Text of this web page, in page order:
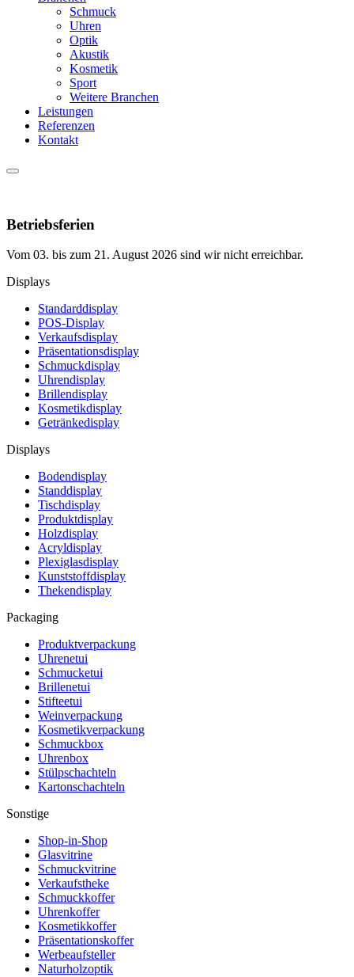
Schmuck
Uhren
Optik
Akustik
Kosmetik
Sport
Weitere Branchen
Leistungen
Referenzen
Kontakt
Betriebsferien
Vom 03. bis zum 21. August 2026 sind wir nicht erreichbar.
Displays
Standarddisplay
POS-Display
Verkaufsdisplay
Präsentationsdisplay
Schmuckdisplay
Uhrendisplay
Brillendisplay
Kosmetikdisplay
Getränkedisplay
Displays
Bodendisplay
Standdisplay
Tischdisplay
Produktdisplay
Holzdisplay
Acryldisplay
Plexiglasdisplay
Kunststoffdisplay
Thekendisplay
Packaging
Produktverpackung
Uhrenetui
Schmucketui
Brillenetui
Stifteetui
Weinverpackung
Kosmetikverpackung
Schmuckbox
Uhrenbox
Stülpschachteln
Kartonschachteln
Sonstige
Shop-in-Shop
Glasvitrine
Schmuckvitrine
Verkaufstheke
Schmuckkoffer
Uhrenkoffer
Kosmetikkoffer
Präsentationskoffer
Werbeaufsteller
Naturholzoptik